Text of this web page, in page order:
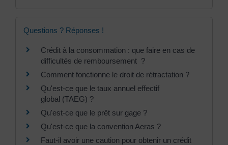
Questions ? Réponses !
Crédit à la consommation : que faire en cas de
difficultés de remboursement ?
Comment fonctionne le droit de rétractation ?
Qu'est-ce que le taux annuel effectif
global (TAEG) ?
Qu'est-ce que le prêt sur gage ?
Qu'est-ce que la convention Aeras ?
Faut-il avoir une caution pour obtenir un crédit